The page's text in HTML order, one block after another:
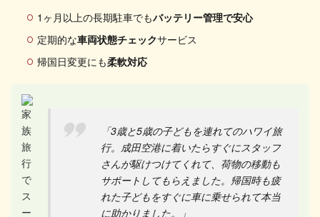
1ヶ月以上の長期駐車でもバッテリー管理で安心
定期的な車両状態チェックサービス
帰国日変更にも柔軟対応
「3歳と5歳の子どもを連れてのハワイ旅
行。成田空港に着いたらすぐにスタッフ
さんが駆けつけてくれて、荷物の移動も
サポートしてもらえました。帰国時も疲
れた子どもをすぐに車に乗せられて本当
に助かりました。」